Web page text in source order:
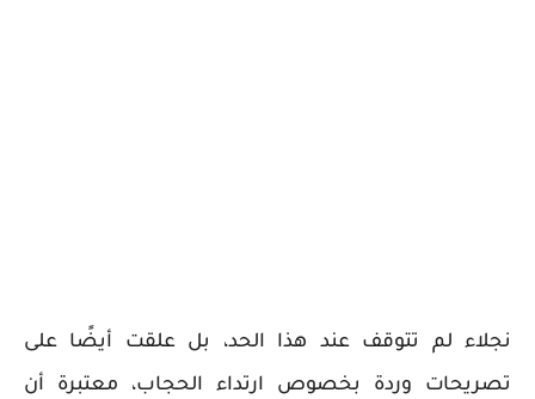
نجلاء لم تتوقف عند هذا الحد، بل علقت أيضًا على
تصريحات وردة بخصوص ارتداء الحجاب، معتبرة أن